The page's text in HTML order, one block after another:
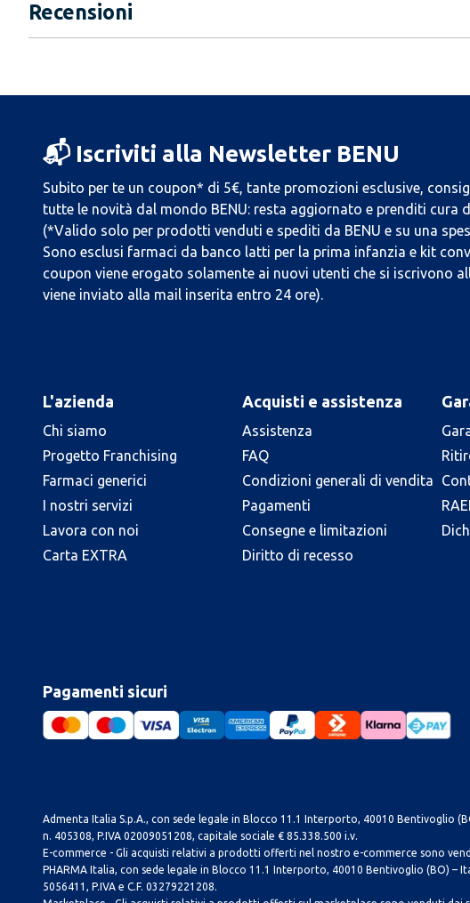
Recensioni
📬 Iscriviti alla Newsletter BENU
Subito per te un coupon* di 5€, tante promozioni esclusive,
tutte le novità dal mondo BENU: resta aggiornato e prenditi cura
(*Valido solo per prodotti venduti e spediti da BENU e su una
Sono esclusi farmaci da banco latti per la prima infanzia e kit
coupon viene erogato solamente ai nuovi utenti che si iscrivono
viene inviato alla mail inserita entro 24 ore).
L'azienda
Chi siamo
Progetto Franchising
Farmaci generici
I nostri servizi
Lavora con noi
Carta EXTRA
Acquisti e assistenza
Assistenza
FAQ
Condizioni generali di vendita
Pagamenti
Consegne e limitazioni
Diritto di recesso
Pagamenti sicuri
Admenta Italia S.p.A., con sede legale in Blocco 11.1 Interporto, 40010 Bentivoglio
n. 405308, P.IVA 02009051208, capitale sociale € 85.338.500 i.v.
E-commerce - Gli acquisti relativi a prodotti offerti nel nostro e-commerce sono
PHARMA Italia, con sede legale in Blocco 11.1 Interporto, 40010 Bentivoglio (BO) –
5056411, P.IVA e C.F. 03279221208.